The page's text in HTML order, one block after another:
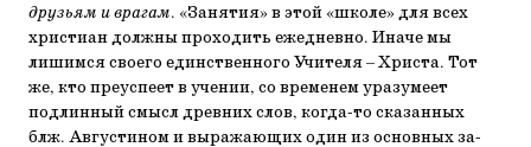
друзьям и врагам. «Заня­тия» в этой «школе» для всех
христиан должны проходить ежедневно. Иначе мы
лишимся своего единственного Учи­теля – Христа. Тот
же, кто преуспеет в учении, со временем уразумеет
подлинный смысл древних слов, когда-то сказан­ных
блж. Августином и выражающих один из основных за­